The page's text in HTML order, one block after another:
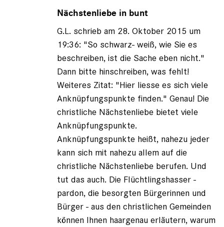
auf
G.L.
(nicht
Nächstenliebe in bunt
G.L. schrieb am 28. Oktober 2015 um
19:36: "So schwarz- weiß, wie Sie es
beschreiben, ist die Sache eben nicht."
Dann bitte hinschreiben, was fehlt!
Weiteres Zitat: "Hier liesse es sich viele
Anknüpfungspunkte finden." Genau! Die
christliche Nächstenliebe bietet viele
Anknüpfungspunkte.
Anknüpfungspunkte heißt, nahezu jeder
kann sich mit nahezu allem auf die
christliche Nächstenliebe berufen. Und
tut das auch. Die Flüchtlingshasser -
pardon, die besorgten Bürgerinnen und
Bürger - aus den christlichen Gemeinden
können Ihnen haargenau erläutern, warum